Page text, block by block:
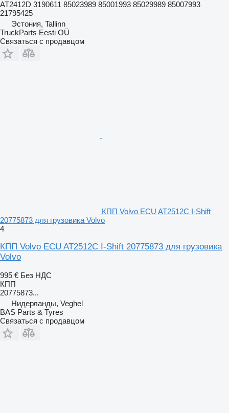
AT2412D 3190611 85023989 85001993 85029989 85007993
21795425
Эстония, Tallinn
TruckParts Eesti OÜ
Связаться с продавцом
КПП Volvo ECU AT2512C I-Shift
20775873 для грузовика Volvo
4
КПП Volvo ECU AT2512C I-Shift 20775873 для грузовика
Volvo
995 € Без НДС
КПП
20775873...
Нидерланды, Veghel
BAS Parts & Tyres
Связаться с продавцом